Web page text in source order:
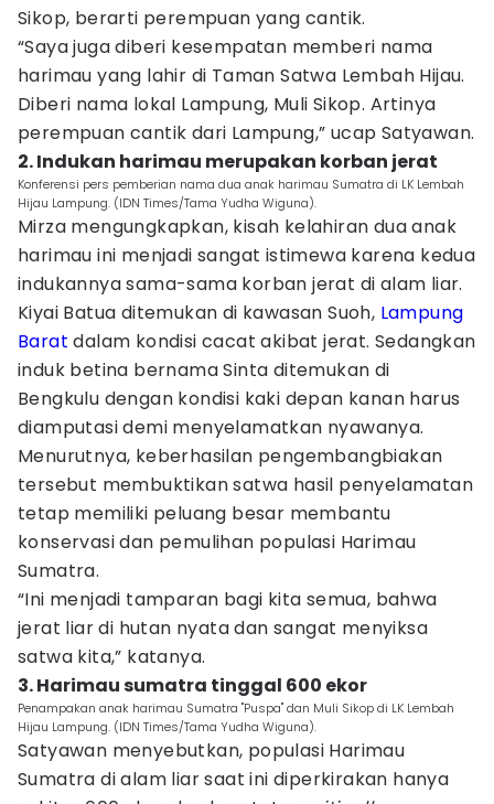
Sikop, berarti perempuan yang cantik.
“Saya juga diberi kesempatan memberi nama
harimau yang lahir di Taman Satwa Lembah Hijau.
Diberi nama lokal Lampung, Muli Sikop. Artinya
perempuan cantik dari Lampung,” ucap Satyawan.
2. Indukan harimau merupakan korban jerat
Konferensi pers pemberian nama dua anak harimau Sumatra di LK Lembah
Hijau Lampung. (IDN Times/Tama Yudha Wiguna).
Mirza mengungkapkan, kisah kelahiran dua anak
harimau ini menjadi sangat istimewa karena kedua
indukannya sama-sama korban jerat di alam liar.
Kiyai Batua ditemukan di kawasan Suoh, Lampung
Barat dalam kondisi cacat akibat jerat. Sedangkan
induk betina bernama Sinta ditemukan di
Bengkulu dengan kondisi kaki depan kanan harus
diamputasi demi menyelamatkan nyawanya.
Menurutnya, keberhasilan pengembangbiakan
tersebut membuktikan satwa hasil penyelamatan
tetap memiliki peluang besar membantu
konservasi dan pemulihan populasi Harimau
Sumatra.
“Ini menjadi tamparan bagi kita semua, bahwa
jerat liar di hutan nyata dan sangat menyiksa
satwa kita,” katanya.
3. Harimau sumatra tinggal 600 ekor
Penampakan anak harimau Sumatra "Puspa" dan Muli Sikop di LK Lembah
Hijau Lampung. (IDN Times/Tama Yudha Wiguna).
Satyawan menyebutkan, populasi Harimau
Sumatra di alam liar saat ini diperkirakan hanya